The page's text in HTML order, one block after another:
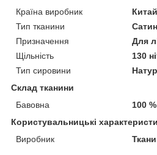
Країна виробник
Китай
Тип тканини
Сатин
Призначення
Для
Щільність
130
Тип сировини
Склад тканини
Бавовна
100 %
Користувальницькі
Виробник